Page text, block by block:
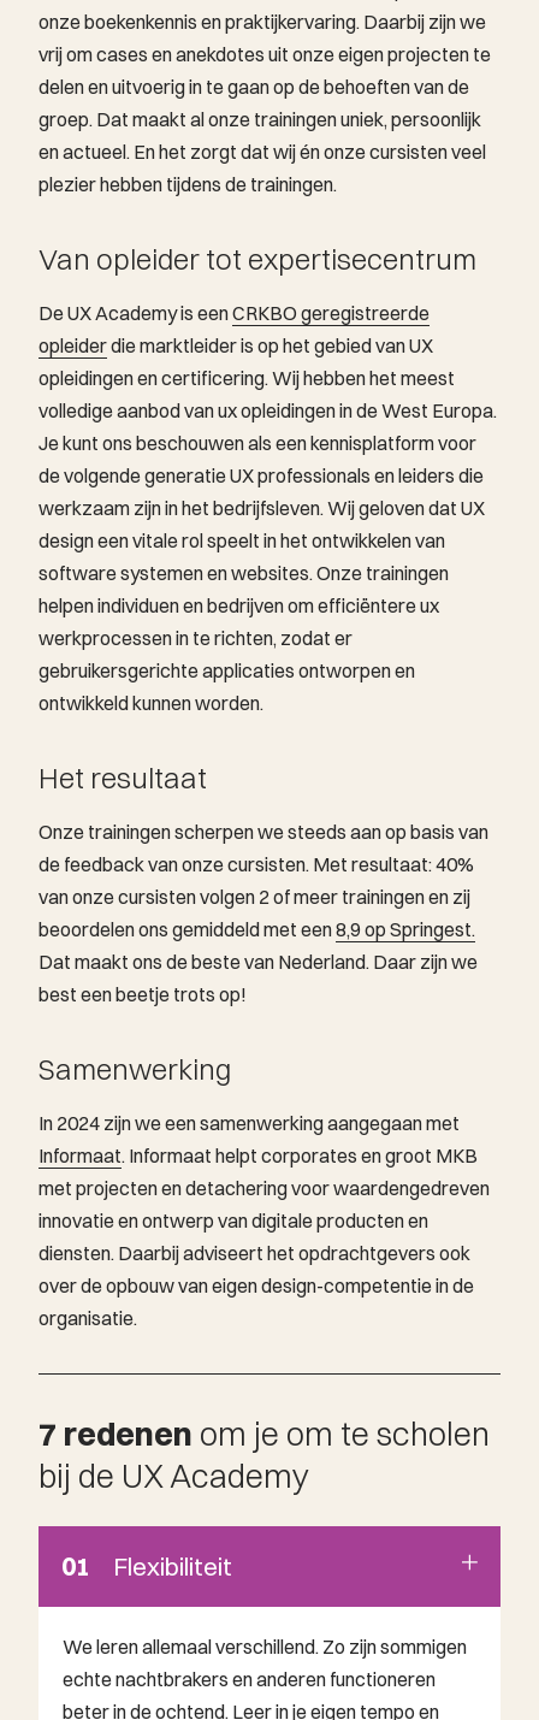
onze boekenkennis en praktijkervaring. Daarbij zijn we
vrij om cases en anekdotes uit onze eigen projecten te
delen en uitvoerig in te gaan op de behoeften van de
groep. Dat maakt al onze trainingen uniek, persoonlijk
en actueel. En het zorgt dat wij én onze cursisten veel
plezier hebben tijdens de trainingen. ​
Van opleider tot expertisecentrum
De UX Academy is eenCRKBO geregistreerde
opleiderdie marktleider is op het gebied van UX
opleidingen en certificering. Wij hebben het meest
volledige aanbod van ux opleidingen in de West Europa.
Je kunt ons beschouwen als een kennisplatform voor
de volgende generatie UX professionals en leiders die
werkzaam zijn in het bedrijfsleven. Wij geloven dat UX
design een vitale rol speelt in het ontwikkelen van
software systemen en websites. Onze trainingen
helpen individuen en bedrijven om efficiëntere ux
werkprocessen in te richten, zodat er
gebruikersgerichte applicaties ontworpen en
ontwikkeld kunnen worden.
Het resultaat
Onze trainingen scherpen we steeds aan op basis van
de feedback van onze cursisten. Met resultaat: 40%
van onze cursisten volgen 2 of meer trainingen en zij
beoordelen ons gemiddeld met een8,9 op Springest.
Dat maakt ons de beste van Nederland. Daar zijn we
best een beetje trots op!
Samenwerking
In 2024 zijn we een samenwerking aangegaan met
Informaat. Informaat helpt corporates en groot MKB
met projecten en detachering voor waardengedreven
innovatie en ontwerp van digitale producten en
diensten. Daarbij adviseert het opdrachtgevers ook
over de opbouw van eigen design-competentie in de
organisatie.
7 redenen om je om te scholen
bij de UX Academy
01 Flexibiliteit
We leren allemaal verschillend. Zo zijn sommigen
echte nachtbrakers en anderen functioneren
beter in de ochtend. Leer in je eigen tempo en